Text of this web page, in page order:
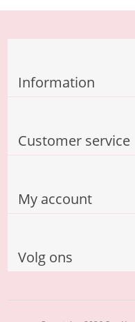
Information
Customer service
My account
Volg ons